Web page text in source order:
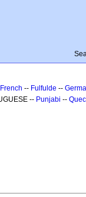
French -- Fulfulde --
-- Punjabi --